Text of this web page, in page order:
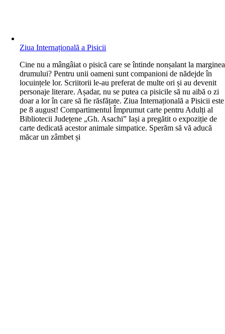
Ziua Internațională a Pisicii
Cine nu a mângâiat o pisică care se întinde nonșalant la marginea
drumului? Pentru unii oameni sunt companioni de nădejde în
locuințele lor. Scriitorii le-au preferat de multe ori și au devenit
personaje literare. Așadar, nu se putea ca pisicile să nu aibă o zi
doar a lor în care să fie răsfățate. Ziua Internațională a Pisicii este
pe 8 august! Compartimentul Împrumut carte pentru Adulți al
Bibliotecii Județene „Gh. Asachi” Iași a pregătit o expoziție de
carte dedicată acestor animale simpatice. Sperăm să vă aducă
măcar un zâmbet și